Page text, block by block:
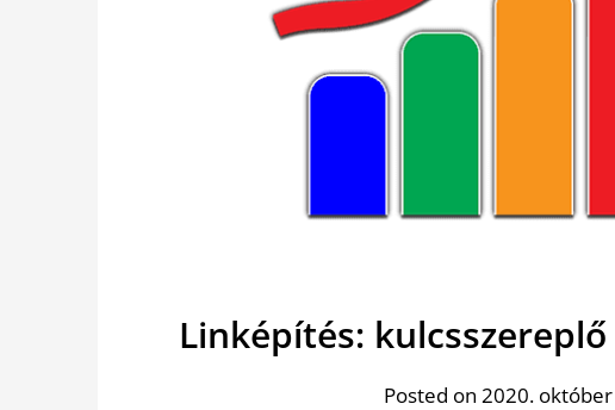
Linképítés: kulcsszereplő
Posted on 2020.